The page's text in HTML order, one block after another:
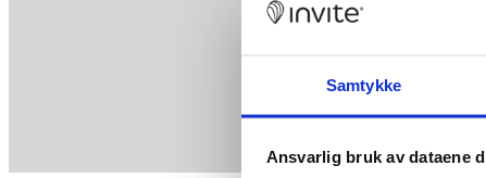
Samtykke
Ansvarlig bruk av dataene